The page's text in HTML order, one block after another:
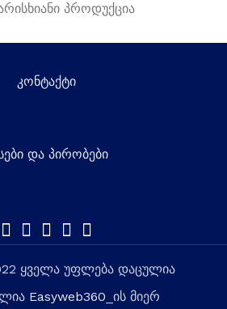
პროდუქცია
კონტაქტი
და პირობები
ყველა უფლება დაცულია
Easyweb360 _ის მიერ